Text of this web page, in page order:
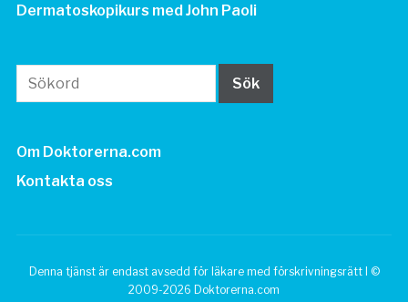
Dermatoskopikurs med John Paoli
Om Doktorerna.com
Kontakta oss
Denna tjänst är endast avsedd för läkare med förskrivningsrätt I ©
2009-2026 Doktorerna.com